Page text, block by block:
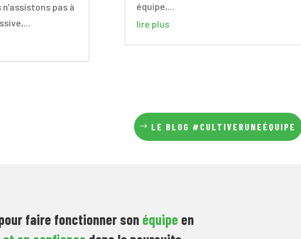
n'assistons pas à
équipe,...
lire plus
LE BLOG #CULTIVERUNEÉQUIPE
faire fonctionner son équipe en